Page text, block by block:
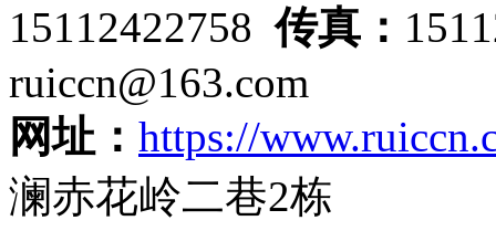
15112422758传真：
ruiccn@163.com
网址： https://
澜赤花岭二巷2栋